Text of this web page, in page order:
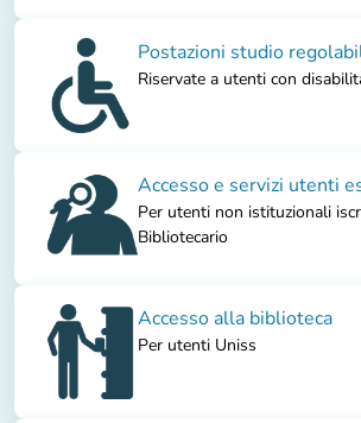
Postazioni studio
Riservate a utenti con
Accesso e servizi utenti
Per utenti non istituzionali
Bibliotecario
Accesso alla biblioteca
Per utenti Uniss